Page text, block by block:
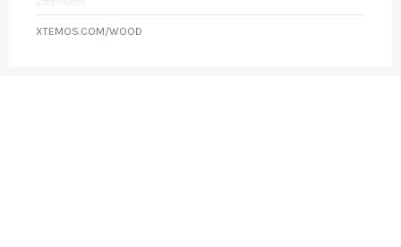
XTEMOS.COM/WOOD